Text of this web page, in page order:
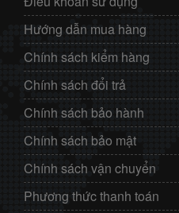
Hướng dẫn mua hàng
Chính sách kiểm hàng
Chính sách đổi trả
Chính sách bảo hành
Chính sách bảo mật
Chính sách vận chuyển
Phương thức thanh toán